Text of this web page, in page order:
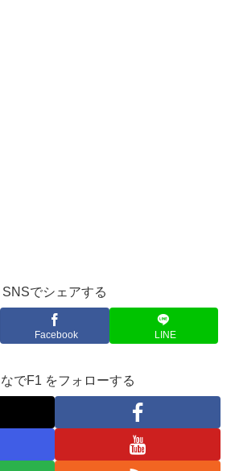
SNSでシェアする
Facebook LINE
でF1 をフォローする